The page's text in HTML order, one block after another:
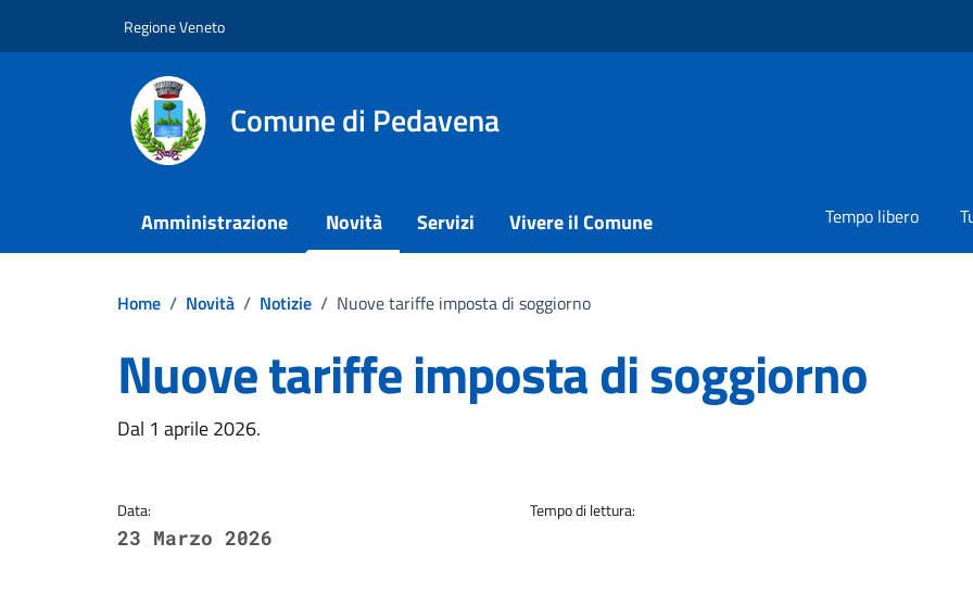
Regione Veneto
Comune di Pedavena
Amministrazione Novità Servizi Vivere il Comune Tempo libero
Home / Novità / Notizie / Nuove tariffe imposta di soggiorno
Nuove tariffe imposta di soggiorno
Dettagli della notizia
Dal 1 aprile 2026.
Data:
23 Marzo 2026
Tempo di lettura: